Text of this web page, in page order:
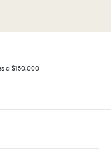
a $150.000